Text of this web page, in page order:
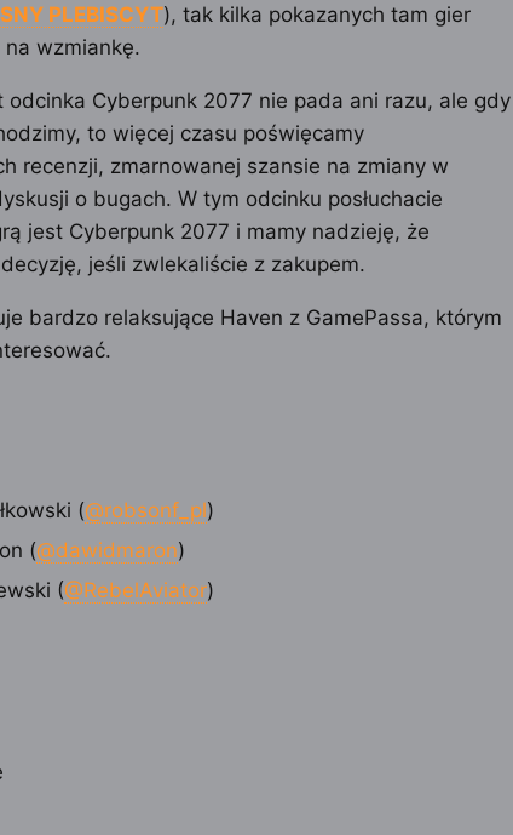
PLEBISCYT), tak kilka pokazanych tam gier
na wzmiankę.
Cyberpunk 2077 nie pada ani razu, ale gdy
to więcej czasu poświęcamy
recenzji, zmarnowanej szansie na zmiany w
o bugach. W tym odcinku posłuchacie
jest Cyberpunk 2077 i mamy nadzieję, że
jeśli zwlekaliście z zakupem.
bardzo relaksujące Haven z GamePassa, którym
(@robsonf_pl)
(@dawidmaron)
(@RebelAviator)